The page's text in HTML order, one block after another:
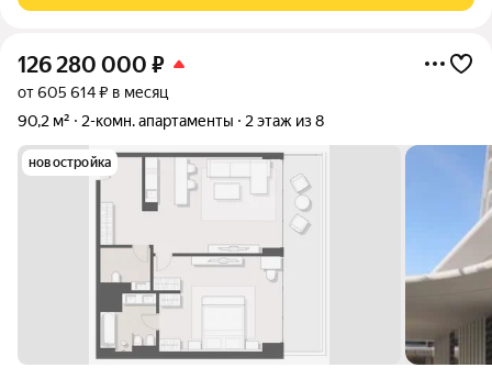
126 280 000 ₽
от 605 614 ₽ в месяц
90,2 м²
2-комн. апартаменты 2 этаж из 8
новостройка